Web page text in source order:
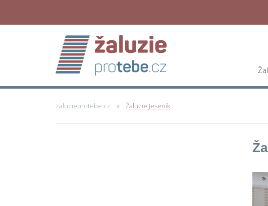
zaluzieprotebe.cz Žaluzie Jeseník